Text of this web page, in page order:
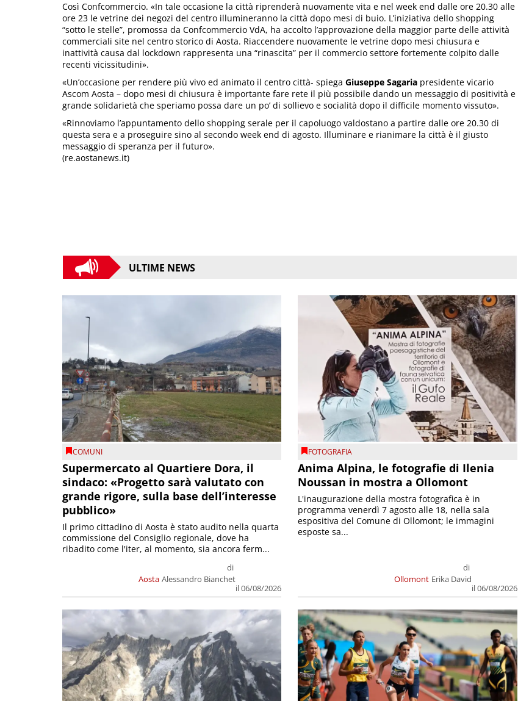
Così Confcommercio. «In tale occasione la città riprenderà nuovamente vita e nel week end dalle ore 20.30 alle
ore 23 le vetrine dei negozi del centro illumineranno la città dopo mesi di buio. L’iniziativa dello shopping
“sotto le stelle”, promossa da Confcommercio VdA, ha accolto l’approvazione della maggior parte delle attività
commerciali site nel centro storico di Aosta. Riaccendere nuovamente le vetrine dopo mesi chiusura e
inattività causa dal lockdown rappresenta una “rinascita” per il commercio settore fortemente colpito dalle
recenti vicissitudini».
«Un’occasione per rendere più vivo ed animato il centro città- spiega Giuseppe Sagaria presidente vicario
Ascom Aosta – dopo mesi di chiusura è importante fare rete il più possibile dando un messaggio di positività e
grande solidarietà che speriamo possa dare un po’ di sollievo e socialità dopo il difficile momento vissuto».
«Rinnoviamo l’appuntamento dello shopping serale per il capoluogo valdostano a partire dalle ore 20.30 di
questa sera e a proseguire sino al secondo week end di agosto. Illuminare e rianimare la città è il giusto
messaggio di speranza per il futuro».
(re.aostanews.it)
ULTIME NEWS
COMUNI
Supermercato al Quartiere Dora, il
sindaco: «Progetto sarà valutato con
grande rigore, sulla base dell’interesse
pubblico»
Aosta
di
Alessandro Bianchet
il 06/08/2026
Il primo cittadino di Aosta è stato audito nella quarta
commissione del Consiglio regionale, dove ha
ribadito come l'iter, al momento, sia ancora ferm...
FOTOGRAFIA
Anima Alpina, le fotografie di Ilenia
Noussan in mostra a Ollomont
Ollomont
di
Erika David
il 06/08/2026
L'inaugurazione della mostra fotografica è in
programma venerdì 7 agosto alle 18, nella sala
espositiva del Comune di Ollomont; le immagini
esposte sa...